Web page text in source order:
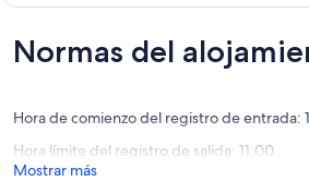
Azeitão
(82 comentarios)
Normas del
Hora de comienzo del registro de entrada:
Hora límite del registro de salida: 11:00
Mostrar más